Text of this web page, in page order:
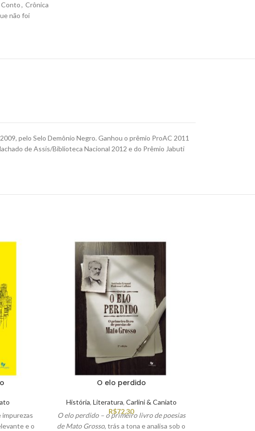
Conto, Crônica
não foi
pelo Selo Demônio Negro. Ganhou o prêmio ProAC 2011
de Assis/Biblioteca Nacional 2012 e do Prêmio Jabuti
impurezas
e o
O elo perdido
História, Literatura, Carlini & Caniato
R$72,30
O elo perdido – o primeiro livro de poesias
de Mato Grosso, trás a tona e analisa sob o